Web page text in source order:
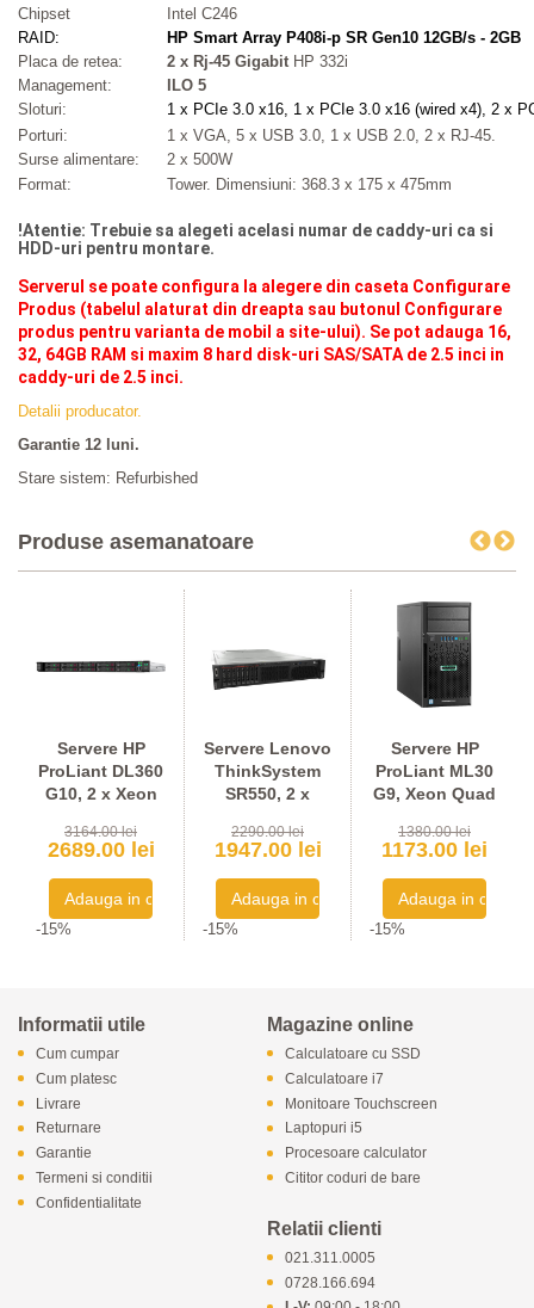
Chipset
Intel C246
RAID:
HP Smart Array P408i-p SR Gen10 12GB/s - 2GB
Placa de retea:
2 x Rj-45 Gigabit HP 332i
Management:
ILO 5
Sloturi:
1 x PCIe 3.0 x16, 1 x PCIe 3.0 x16 (wired x4), 2 x
Porturi:
1 x VGA, 5 x USB 3.0, 1 x USB 2.0, 2 x RJ-45.
Surse alimentare:
2 x 500W
Format:
Tower. Dimensiuni: 368.3 x 175 x 475mm
!Atentie: Trebuie sa alegeti acelasi numar de caddy-uri ca si
HDD-uri pentru montare.
Serverul se poate configura la alegere din caseta Configurare
Produs (tabelul alaturat din dreapta sau butonul Configurare
produs pentru varianta de mobil a site-ului). Se pot adauga 16,
32, 64GB RAM si maxim 8 hard disk-uri SAS/SATA de 2.5 inci in
caddy-uri de 2.5 inci.
Detalii producator.
Garantie 12 luni.
Stare sistem: Refurbished
Produse asemanatoare
Servere HP
ProLiant DL360
G10, 2 x Xeon
Core -
Configureaza
pentru
comanda
3164.00 lei
2689.00 lei
-15%
Servere Lenovo
ThinkSystem
SR550, 2 x
20-Core -
Configureaza
pentru
comanda
2290.00 lei
1947.00 lei
-15%
Servere HP
ProLiant ML30
G9, Xeon Quad
v6 -
Configureaza
pentru
comanda
1380.00 lei
1173.00 lei
-15%
Informatii utile
Cum cumpar
Cum platesc
Livrare
Returnare
Garantie
Termeni si conditii
Confidentialitate
Magazine online
Calculatoare cu SSD
Calculatoare i7
Monitoare Touchscreen
Laptopuri i5
Procesoare calculator
Cititor coduri de bare
Relatii clienti
021.311.0005
0728.166.694